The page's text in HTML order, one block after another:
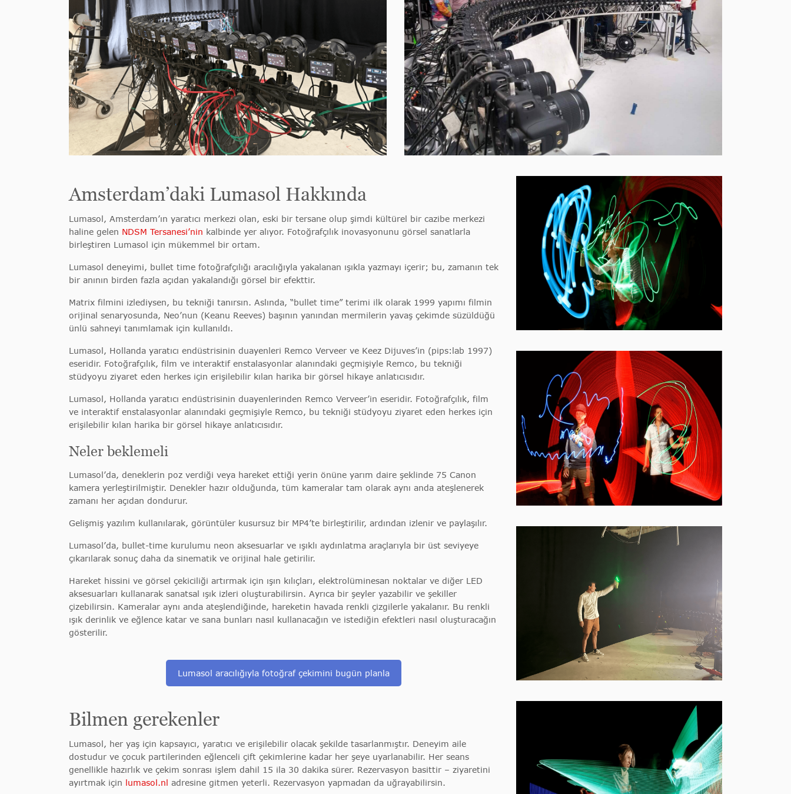
Amsterdam’daki Lumasol Hakkında
Lumasol, Amsterdam’ın yaratıcı merkezi olan, eski bir tersane olup şimdi kültürel bir cazibe merkezi
haline gelen NDSM Tersanesi’nin kalbinde yer alıyor. Fotoğrafçılık inovasyonunu görsel sanatlarla
birleştiren Lumasol için mükemmel bir ortam.
Lumasol deneyimi, bullet time fotoğrafçılığı aracılığıyla yakalanan ışıkla yazmayı içerir; bu, zamanın tek
bir anının birden fazla açıdan yakalandığı görsel bir efekttir.
Matrix filmini izlediysen, bu tekniği tanırsın. Aslında, “bullet time” terimi ilk olarak 1999 yapımı filmin
orijinal senaryosunda, Neo’nun (Keanu Reeves) başının yanından mermilerin yavaş çekimde süzüldüğü
ünlü sahneyi tanımlamak için kullanıldı.
Lumasol, Hollanda yaratıcı endüstrisinin duayenleri Remco Verveer ve Keez Dijuves’in (pips:lab 1997)
eseridir. Fotoğrafçılık, film ve interaktif enstalasyonlar alanındaki geçmişiyle Remco, bu tekniği
stüdyoyu ziyaret eden herkes için erişilebilir kılan harika bir görsel hikaye anlatıcısıdır.
Lumasol, Hollanda yaratıcı endüstrisinin duayenlerinden Remco Verveer’in eseridir. Fotoğrafçılık, film
ve interaktif enstalasyonlar alanındaki geçmişiyle Remco, bu tekniği stüdyoyu ziyaret eden herkes için
erişilebilir kılan harika bir görsel hikaye anlatıcısıdır.
Neler beklemeli
Lumasol’da, deneklerin poz verdiği veya hareket ettiği yerin önüne yarım daire şeklinde 75 Canon
kamera yerleştirilmiştir. Denekler hazır olduğunda, tüm kameralar tam olarak aynı anda ateşlenerek
zamanı her açıdan dondurur.
Gelişmiş yazılım kullanılarak, görüntüler kusursuz bir MP4’te birleştirilir, ardından izlenir ve paylaşılır.
Lumasol’da, bullet-time kurulumu neon aksesuarlar ve ışıklı aydınlatma araçlarıyla bir üst seviyeye
çıkarılarak sonuç daha da sinematik ve orijinal hale getirilir.
Hareket hissini ve görsel çekiciliği artırmak için ışın kılıçları, elektrolüminesan noktalar ve diğer LED
aksesuarları kullanarak sanatsal ışık izleri oluşturabilirsin. Ayrıca bir şeyler yazabilir ve şekiller
çizebilirsin. Kameralar aynı anda ateşlendiğinde, hareketin havada renkli çizgilerle yakalanır. Bu renkli
ışık derinlik ve eğlence katar ve sana bunları nasıl kullanacağın ve istediğin efektleri nasıl oluşturacağın
gösterilir.
Lumasol aracılığıyla fotoğraf çekimini bugün planla
Bilmen gerekenler
Lumasol, her yaş için kapsayıcı, yaratıcı ve erişilebilir olacak şekilde tasarlanmıştır. Deneyim aile
dostudur ve çocuk partilerinden eğlenceli çift çekimlerine kadar her şeye uyarlanabilir. Her seans
genellikle hazırlık ve çekim sonrası işlem dahil 15 ila 30 dakika sürer. Rezervasyon basittir – ziyaretini
ayırtmak için lumasol.nl adresine gitmen yeterli. Rezervasyon yapmadan da uğrayabilirsin.